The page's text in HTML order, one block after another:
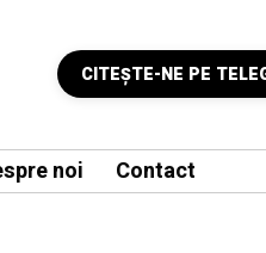
CITEŞTE-NE PE
noi Contact